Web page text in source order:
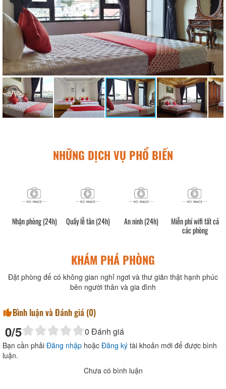
NHỮNG DỊCH VỤ PHỔ BIẾN
Nhận phòng (24h) Quầy lễ tân (24h) An ninh (24h)
Miễn phí wifi tất cả
các phòng
KHÁM PHÁ PHÒNG
Đặt phòng để có không gian nghỉ ngơi và thư giãn thật hạnh phúc
bên người thân và gia đình
Bình luận và Đánh giá (0)
0/5 0 Đánh giá
Bạn cần phải Đăng nhập hoặc Đăng ký tài khoản mới để được bình
luận.
Chưa có bình luận